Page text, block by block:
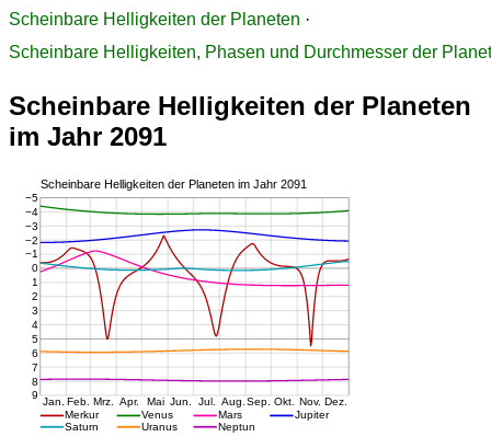
Scheinbare Helligkeiten der Planeten ·
Scheinbare Helligkeiten, Phasen und Durchmesser der
Scheinbare Helligkeiten der Planeten
im Jahr 2091